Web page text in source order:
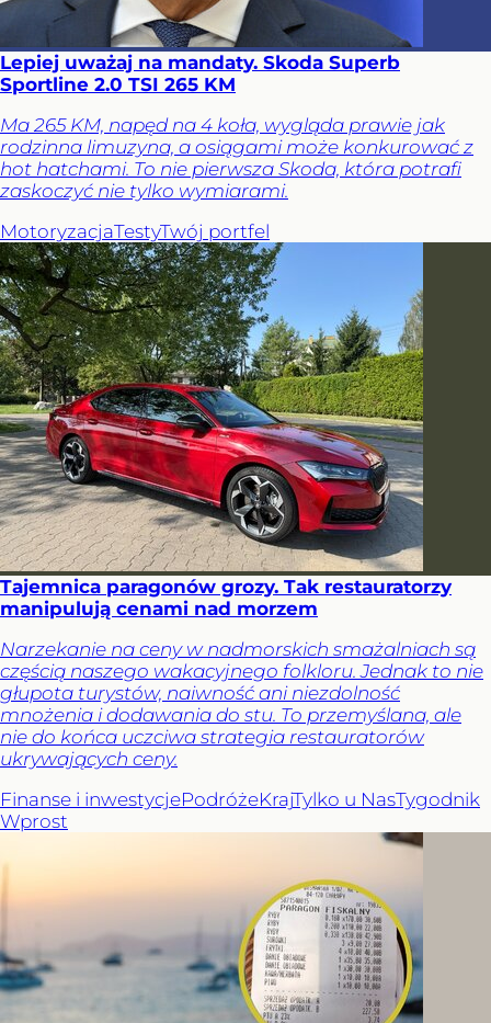
Lepiej uważaj na mandaty. Skoda Superb
Sportline 2.0 TSI 265 KM
Ma 265 KM, napęd na 4 koła, wygląda prawie jak
rodzinna limuzyna, a osiągami może konkurować z
hot hatchami. To nie pierwsza Skoda, która potrafi
zaskoczyć nie tylko wymiarami.
MotoryzacjaTestyTwój portfel
Tajemnica paragonów grozy. Tak restauratorzy
manipulują cenami nad morzem
Narzekanie na ceny w nadmorskich smażalniach są
częścią naszego wakacyjnego folkloru. Jednak to nie
głupota turystów, naiwność ani niezdolność
mnożenia i dodawania do stu. To przemyślana, ale
nie do końca uczciwa strategia restauratorów
ukrywających ceny.
Finanse i inwestycjePodróżeKrajTylko u NasTygodnik
Wprost